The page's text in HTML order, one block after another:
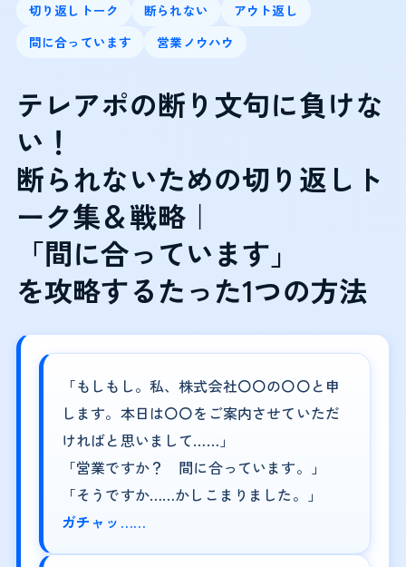
切り返しトーク 断られない
アウト返し
間に合っています
営業ノウハウ
テレアポの断り文句に負けな
い！
断られないための切り返しト
ーク集＆戦略｜
「間に合っています」
を攻略するたった1つの方法
「もしもし。私、株式会社〇〇の〇〇と申
します。本日は〇〇をご案内させていただ
ければと思いまして……」
「営業ですか？ 間に合っています。」
「そうですか……かしこまりました。」
ガチャッ……